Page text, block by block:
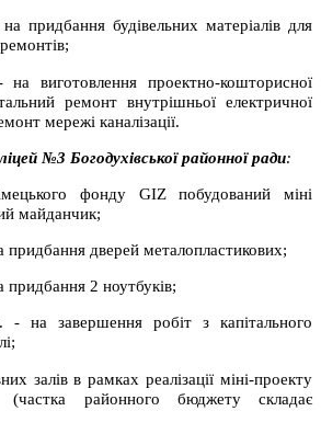
придбання будівельних матеріалів для
виготовлення проектно-кошторисної
ремонт внутрішньої електричної
мережі каналізації.
№3 Богодухівської районної ради:
фонду GIZ побудований міні
майданчик;
придбання дверей металопластикових;
2 ноутбуків;
- на завершення робіт з капітального
залів в рамках реалізації міні-проекту
(частка районного бюджету складає